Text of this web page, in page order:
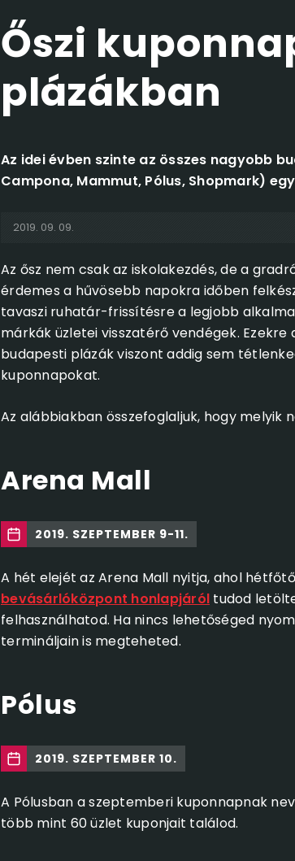
Őszi
plázákban
Az idei évben szinte az összes nagyobb
Campona, Mammut, Pólus, Shopmark)
2019. 09. 09.
Az ősz nem csak az iskolakezdés, de a
érdemes a hűvösebb napokra időben
tavaszi ruhatár-frissítésre a legjobb
márkák üzletei visszatérő vendégek.
budapesti plázák viszont addig sem
kuponnapokat.
Az alábbiakban összefoglaljuk, hogy melyik
Arena Mall
2019. SZEPTEMBER 9-11.
A hét elejét az Arena Mall nyitja, ahol
bevásárlóközpont honlapjáról tudod
felhasználhatod. Ha nincs lehetőséged
termináljain is megteheted.
Pólus
2019. SZEPTEMBER 10.
A Pólusban a szeptemberi kuponnapnak
több mint 60 üzlet kuponjait találod.